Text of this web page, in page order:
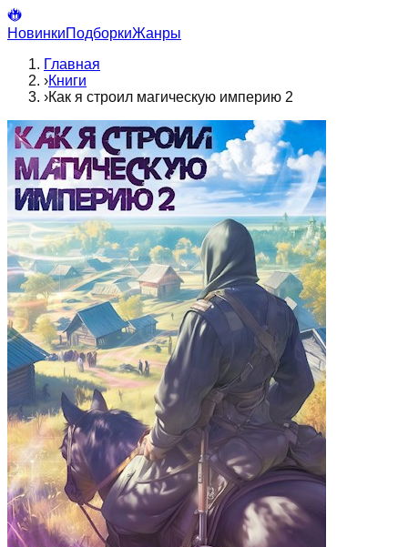
НовинкиПодборкиЖанры
Главная
›Книги
›Как я строил магическую империю 2